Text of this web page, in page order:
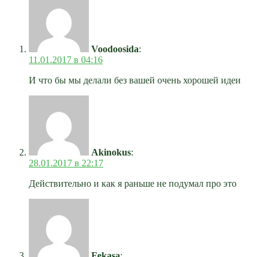
Voodoosida:
11.01.2017 в 04:16
И что бы мы делали без вашей очень хорошей идеи
Akinokus:
28.01.2017 в 22:17
Действительно и как я раньше не подумал про это